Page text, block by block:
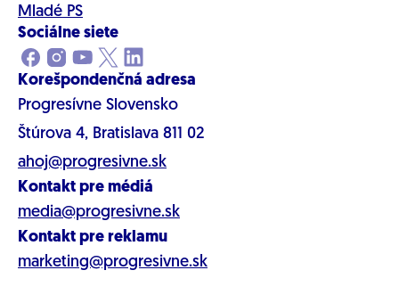
Mladé PS
Sociálne siete
Korešpondenčná adresa
Progresívne Slovensko
Štúrova 4, Bratislava 811 02
ahoj@progresivne.sk
Kontakt pre médiá
media@progresivne.sk
Kontakt pre reklamu
marketing@progresivne.sk